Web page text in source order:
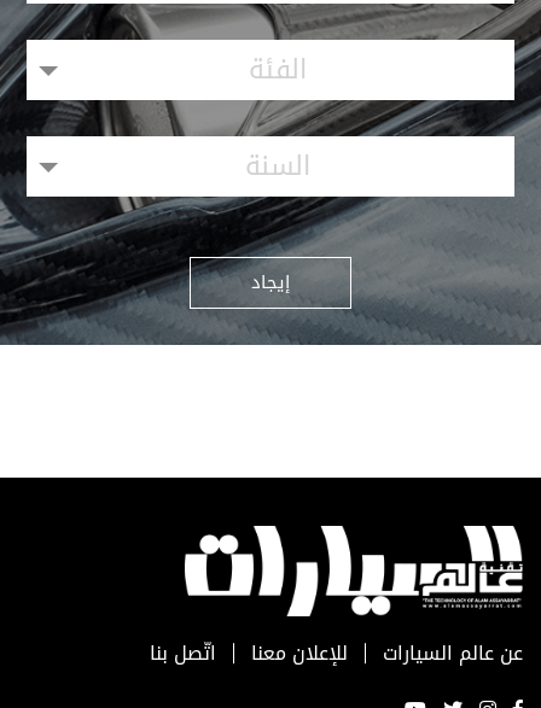
الفئة
السنة
إيجاد
عن عالم السيارات للإعلان معنا اتّصل بنا